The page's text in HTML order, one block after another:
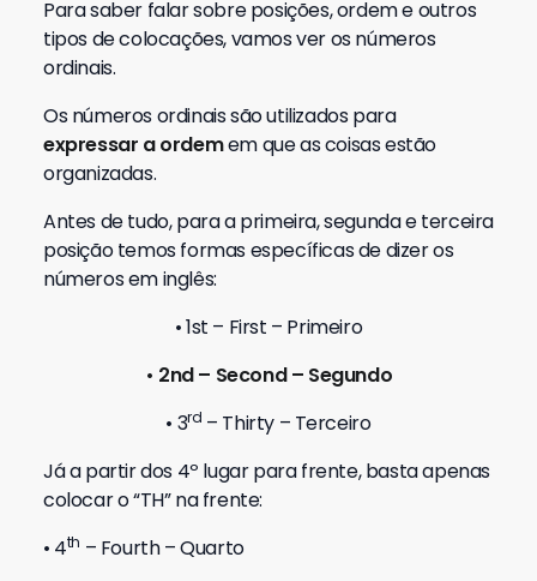
Para saber falar sobre posições, ordem e outros
tipos de colocações, vamos ver os números
ordinais.
Os números ordinais são utilizados para
expressar a ordemem que as coisas estão
organizadas.
Antes de tudo, para a primeira, segunda e terceira
posição temos formas específicas de dizer os
números em inglês:
• 1st – First – Primeiro
• 2nd – Second – Segundo
• 3rd – Thirty – Terceiro
Já a partir dos 4º lugar para frente, basta apenas
colocar o “TH” na frente:
• 4th – Fourth – Quarto